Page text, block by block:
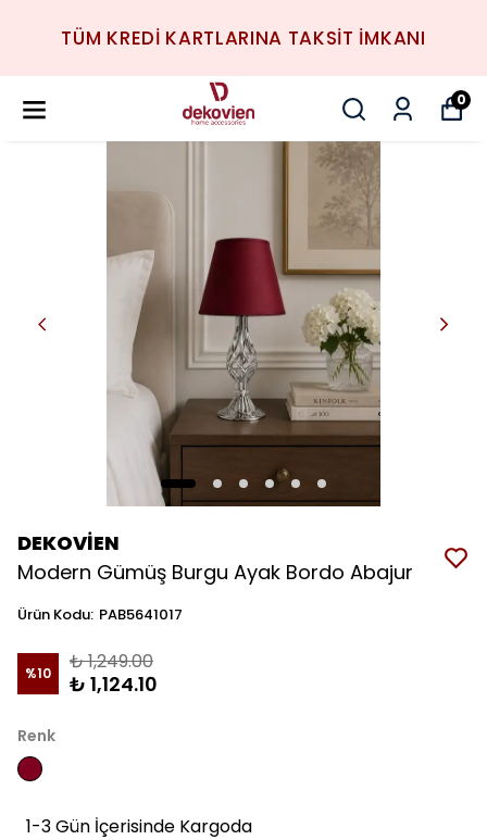
TÜM KREDİ KARTLARINA TAKSİT İMKANI
0
DEKOVİEN
Modern Gümüş Burgu Ayak Bordo Abajur
Ürün Kodu: PAB5641017
%10 ₺ 1,249.00
₺ 1,124.10
Renk
1-3 Gün İçerisinde Kargoda